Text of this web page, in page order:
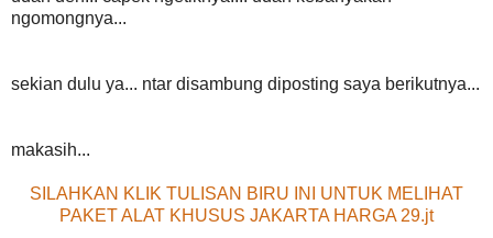
ngomongnya...
sekian dulu ya... ntar disambung diposting saya berikutnya...
makasih...
SILAHKAN KLIK TULISAN BIRU INI UNTUK MELIHAT
PAKET ALAT KHUSUS JAKARTA HARGA 29.jt